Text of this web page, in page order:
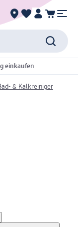
einkaufen
& Kalkreiniger